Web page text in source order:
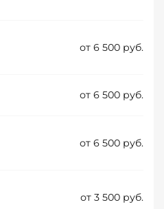
от 6 500 руб.
от 6 500 руб.
от 6 500 руб.
от 3 500 руб.